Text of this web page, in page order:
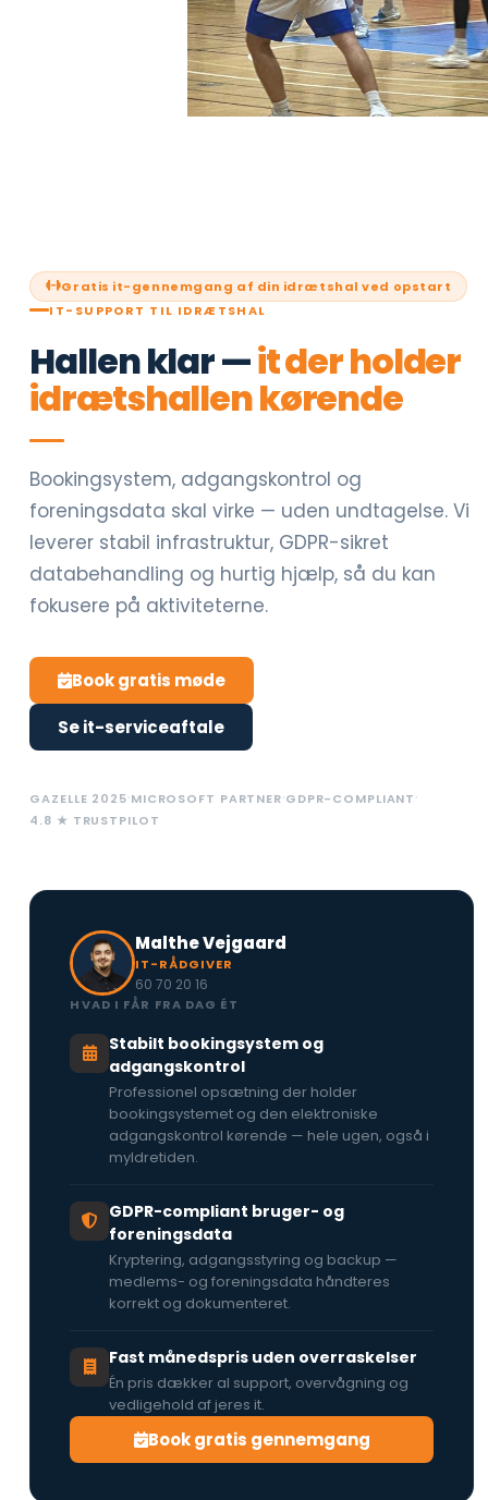
Gratis it-gennemgang af din idrætshal ved opstart
IT-SUPPORT TIL IDRÆTSHAL
Hallen klar —it der holder
idrætshallen kørende
Bookingsystem, adgangskontrol og
foreningsdata skal virke — uden undtagelse. Vi
leverer stabil infrastruktur, GDPR-sikret
databehandling og hurtig hjælp, så du kan
fokusere på aktiviteterne.
Book gratis møde
Se it-serviceaftale
GAZELLE 2025·MICROSOFT PARTNER·GDPR-COMPLIANT·
4.8 ★ TRUSTPILOT
Malthe Vejgaard
IT-RÅDGIVER
60 70 20 16
HVAD I FÅR FRA DAG ÉT
Stabilt bookingsystem og
adgangskontrol
Professionel opsætning der holder
bookingsystemet og den elektroniske
adgangskontrol kørende — hele ugen, også i
myldretiden.
GDPR-compliant bruger- og
foreningsdata
Kryptering, adgangsstyring og backup —
medlems- og foreningsdata håndteres
korrekt og dokumenteret.
Fast månedspris uden overraskelser
Én pris dækker al support, overvågning og
vedligehold af jeres it.
Book gratis gennemgang